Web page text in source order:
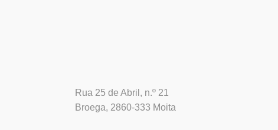
Rua 25 de Abril, n.º 21
Broega, 2860-333 Moita